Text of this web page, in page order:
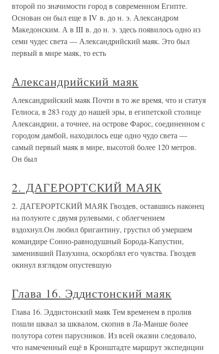
второй по значимости город в современном Египте.
Основан он был еще в IV в. до н. э. Александром
Македонским. А в III в. до н. э. здесь появилось одно из
семи чудес света — Александрийский маяк. Это был
первый в мире маяк, то есть
Александрийский маяк
Александрийский маяк Почти в то же время, что и статуя
Гелиоса, в 283 году до нашей эры, в египетской столице
Александрии, а точнее, на острове Фарос, соединенном с
городом дамбой, находилось еще одно чудо света —
самый первый маяк в мире, высотой более 120 метров.
Он был
2. ДАГЕРОРТСКИЙ МАЯК
2. ДАГЕРОРТСКИЙ МАЯК Гвоздев, оставшись наконец
на полуюте с двумя рулевыми, с облегчением
вздохнул.Он любил бригантину, грустил об умершем
командире Сонно-равнодушный Борода-Капустин,
заменивший Пазухина, оскорблял его чувства. Гвоздев
окинул взглядом опустевшую
Глава 16. Эддистонский маяк
Глава 16. Эддистонский маяк Тем временем в пролив
пошли шквал за шквалом, скопив в Ла-Манше более
полутора сотен парусников. Из всей оказии следовало,
что намеченный ещё в Кронштадте маршрут экспедиции